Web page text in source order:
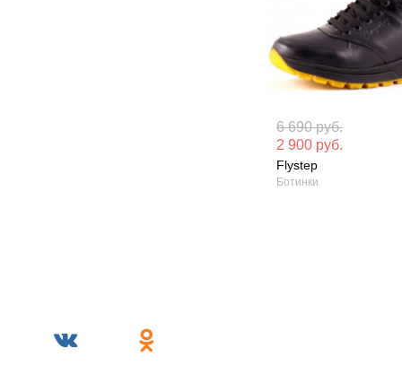
6 690 руб.
2 900 руб.
Flystep
Ботинки
Материал
кожа
Сезон: Зима